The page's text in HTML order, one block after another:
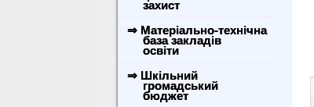
захист
⇒ Матеріально-технічна
база закладів
освіти
⇒ Шкільний
громадський
бюджет